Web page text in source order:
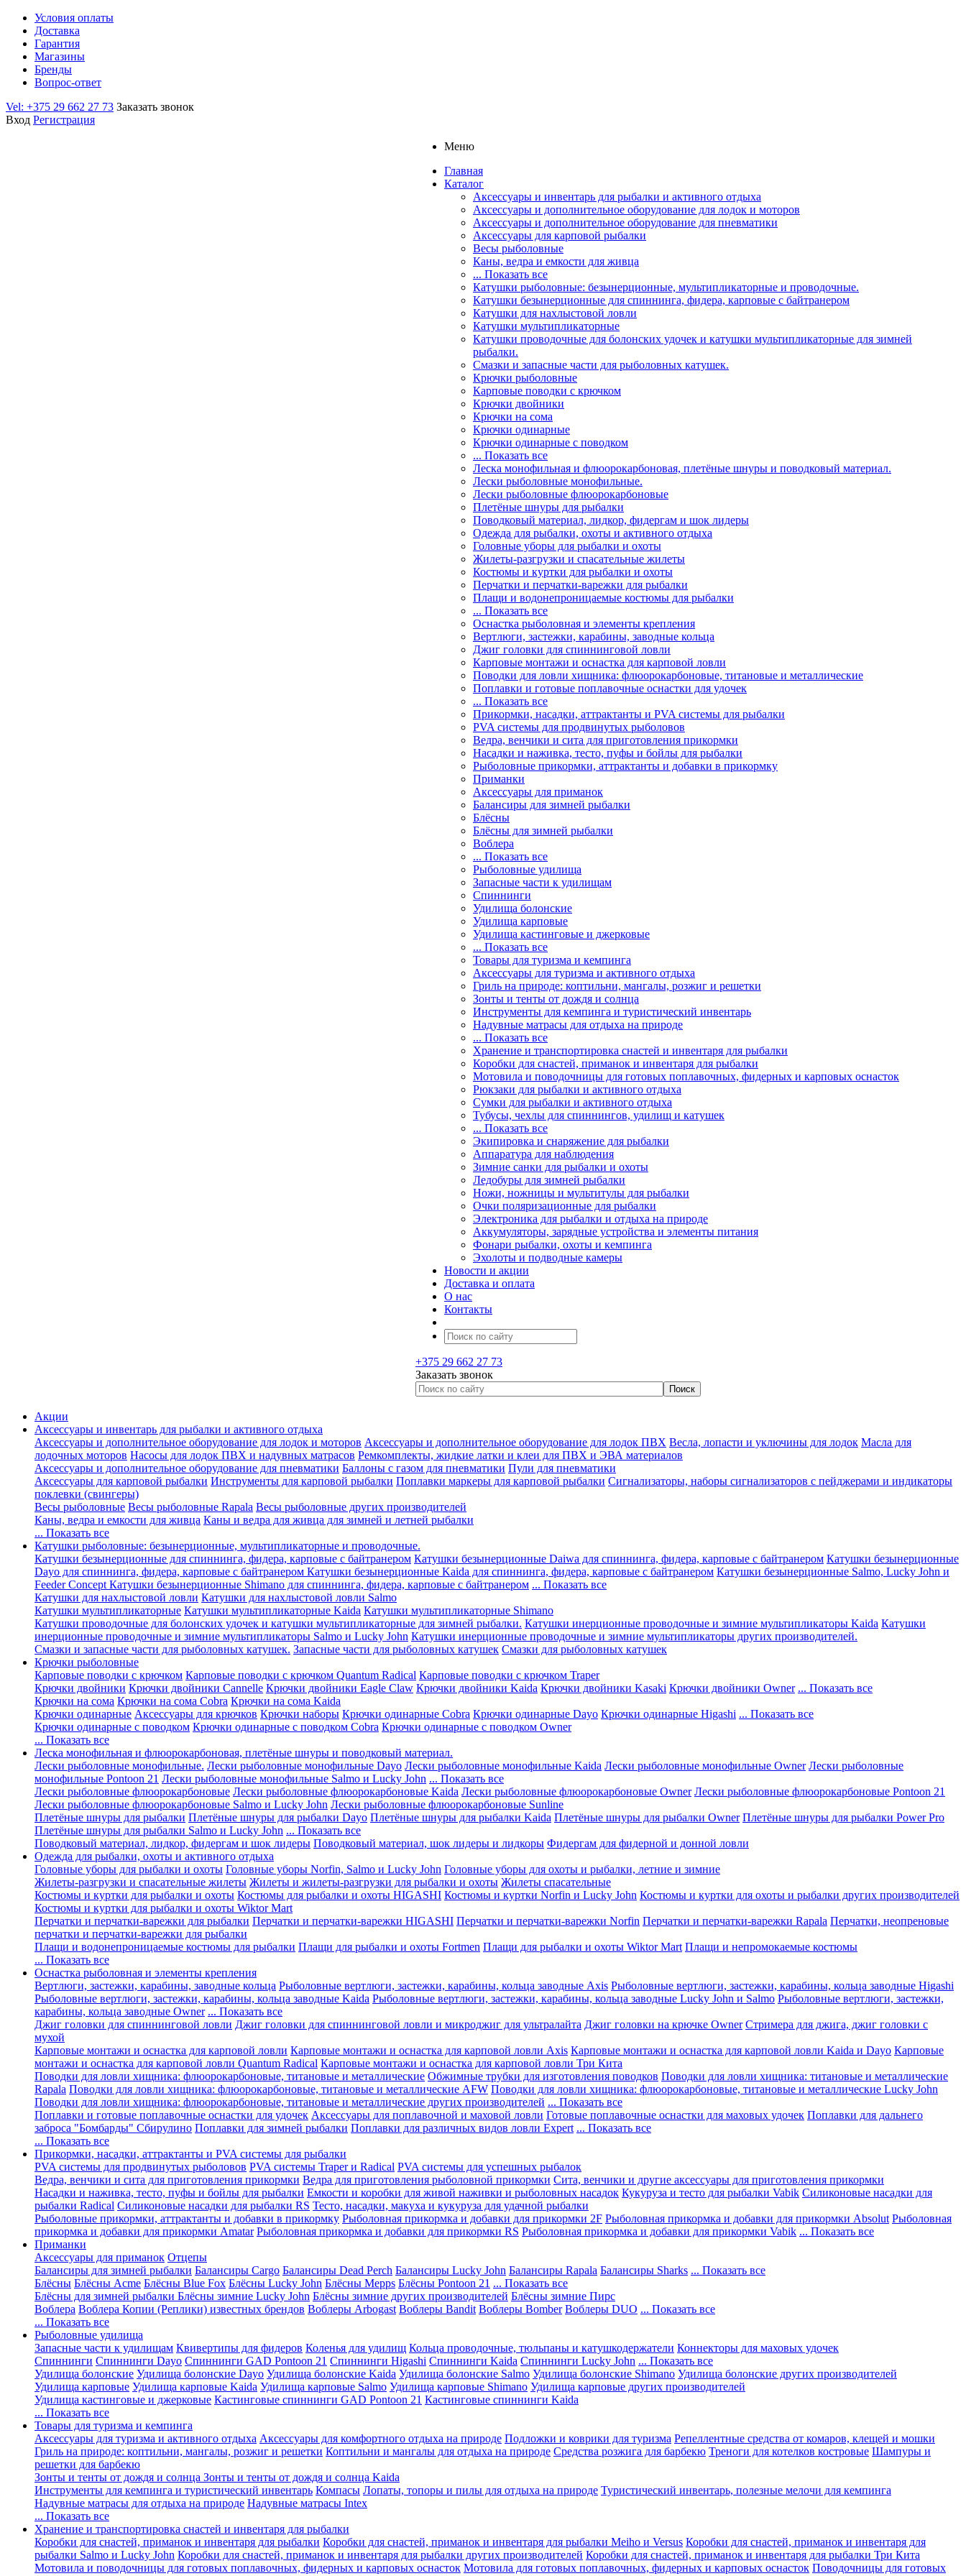
Условия оплаты
Доставка
Гарантия
Магазины
Бренды
Вопрос-ответ
Vel: +375 29 662 27 73 Заказать звонок
Вход Регистрация
Меню
Главная
Каталог
Аксессуары и инвентарь для рыбалки и активного отдыха
Аксессуары и дополнительное оборудование для лодок и моторов
Аксессуары и дополнительное оборудование для пневматики
Аксессуары для карповой рыбалки
Весы рыболовные
Каны, ведра и емкости для живца
... Показать все
Катушки рыболовные: безынерционные, мультипликаторные и проводочные.
Катушки безынерционные для спиннинга, фидера, карповые с байтранером
Катушки для нахлыстовой ловли
Катушки мультипликаторные
Катушки проводочные для болонских удочек и катушки мультипликаторные для зимней
рыбалки.
Смазки и запасные части для рыболовных катушек.
Крючки рыболовные
Карповые поводки с крючком
Крючки двойники
Крючки на сома
Крючки одинарные
Крючки одинарные с поводком
... Показать все
Леска монофильная и флюорокарбоновая, плетёные шнуры и поводковый материал.
Лески рыболовные монофильные.
Лески рыболовные флюорокарбоновые
Плетёные шнуры для рыбалки
Поводковый материал, лидкор, фидергам и шок лидеры
Одежда для рыбалки, охоты и активного отдыха
Головные уборы для рыбалки и охоты
Жилеты-разгрузки и спасательные жилеты
Костюмы и куртки для рыбалки и охоты
Перчатки и перчатки-варежки для рыбалки
Плащи и водонепроницаемые костюмы для рыбалки
... Показать все
Оснастка рыболовная и элементы крепления
Вертлюги, застежки, карабины, заводные кольца
Джиг головки для спиннинговой ловли
Карповые монтажи и оснастка для карповой ловли
Поводки для ловли хищника: флюорокарбоновые, титановые и металлические
Поплавки и готовые поплавочные оснастки для удочек
... Показать все
Прикормки, насадки, аттрактанты и PVA системы для рыбалки
PVA системы для продвинутых рыболовов
Ведра, венчики и сита для приготовления прикормки
Насадки и наживка, тесто, пуфы и бойлы для рыбалки
Рыболовные прикормки, аттрактанты и добавки в прикормку
Приманки
Аксессуары для приманок
Балансиры для зимней рыбалки
Блёсны
Блёсны для зимней рыбалки
Воблера
... Показать все
Рыболовные удилища
Запасные части к удилищам
Спиннинги
Удилища болонские
Удилища карповые
Удилища кастинговые и джерковые
... Показать все
Товары для туризма и кемпинга
Аксессуары для туризма и активного отдыха
Гриль на природе: коптильни, мангалы, розжиг и решетки
Зонты и тенты от дождя и солнца
Инструменты для кемпинга и туристический инвентарь
Надувные матрасы для отдыха на природе
... Показать все
Хранение и транспортировка снастей и инвентаря для рыбалки
Коробки для снастей, приманок и инвентаря для рыбалки
Мотовила и поводочницы для готовых поплавочных, фидерных и карповых оснасток
Рюкзаки для рыбалки и активного отдыха
Сумки для рыбалки и активного отдыха
Тубусы, чехлы для спиннингов, удилищ и катушек
... Показать все
Экипировка и снаряжение для рыбалки
Аппаратура для наблюдения
Зимние санки для рыбалки и охоты
Ледобуры для зимней рыбалки
Ножи, ножницы и мультитулы для рыбалки
Очки поляризационные для рыбалки
Электроника для рыбалки и отдыха на природе
Аккумуляторы, зарядные устройства и элементы питания
Фонари рыбалки, охоты и кемпинга
Эхолоты и подводные камеры
Новости и акции
Доставка и оплата
О нас
Контакты
+375 29 662 27 73
Заказать звонок
Акции
Аксессуары и инвентарь для рыбалки и активного отдыха
Аксессуары и дополнительное оборудование для лодок и моторов Аксессуары и дополнительное оборудование для лодок ПВХ Весла, лопасти и уключины для лодок Масла для
лодочных моторов Насосы для лодок ПВХ и надувных матрасов Ремкомплекты, жидкие латки и клеи для ПВХ и ЭВА материалов
Аксессуары и дополнительное оборудование для пневматики Баллоны с газом для пневматики Пули для пневматики
Аксессуары для карповой рыбалки Инструменты для карповой рыбалки Поплавки маркеры для карповой рыбалки Сигнализаторы, наборы сигнализаторов с пейджерами и индикаторы
поклевки (свингеры)
Весы рыболовные Весы рыболовные Rapala Весы рыболовные других производителей
Каны, ведра и емкости для живца Каны и ведра для живца для зимней и летней рыбалки
... Показать все
Катушки рыболовные: безынерционные, мультипликаторные и проводочные.
Катушки безынерционные для спиннинга, фидера, карповые с байтранером Катушки безынерционные Daiwa для спиннинга, фидера, карповые с байтранером Катушки безынерционные
Dayo для спиннинга, фидера, карповые с байтранером Катушки безынерционные Kaida для спиннинга, фидера, карповые с байтранером Катушки безынерционные Salmo, Lucky John и
Feeder Concept Катушки безынерционные Shimano для спиннинга, фидера, карповые с байтранером ... Показать все
Катушки для нахлыстовой ловли Катушки для нахлыстовой ловли Salmo
Катушки мультипликаторные Катушки мультипликаторные Kaida Катушки мультипликаторные Shimano
Катушки проводочные для болонских удочек и катушки мультипликаторные для зимней рыбалки. Катушки инерционные проводочные и зимние мультипликаторы Kaida Катушки
инерционные проводочные и зимние мультипликаторы Salmo и Lucky John Катушки инерционные проводочные и зимние мультипликаторы других производителей.
Смазки и запасные части для рыболовных катушек. Запасные части для рыболовных катушек Смазки для рыболовных катушек
Крючки рыболовные
Карповые поводки с крючком Карповые поводки с крючком Quantum Radical Карповые поводки с крючком Traper
Крючки двойники Крючки двойники Cannelle Крючки двойники Eagle Claw Крючки двойники Kaida Крючки двойники Kasaki Крючки двойники Owner ... Показать все
Крючки на сома Крючки на сома Cobra Крючки на сома Kaida
Крючки одинарные Аксессуары для крючков Крючки наборы Крючки одинарные Cobra Крючки одинарные Dayo Крючки одинарные Higashi ... Показать все
Крючки одинарные с поводком Крючки одинарные с поводком Cobra Крючки одинарные с поводком Owner
... Показать все
Леска монофильная и флюорокарбоновая, плетёные шнуры и поводковый материал.
Лески рыболовные монофильные. Лески рыболовные монофильные Dayo Лески рыболовные монофильные Kaida Лески рыболовные монофильные Owner Лески рыболовные
монофильные Pontoon 21 Лески рыболовные монофильные Salmo и Lucky John ... Показать все
Лески рыболовные флюорокарбоновые Лески рыболовные флюорокарбоновые Kaida Лески рыболовные флюорокарбоновые Owner Лески рыболовные флюорокарбоновые Pontoon 21
Лески рыболовные флюорокарбоновые Salmo и Lucky John Лески рыболовные флюорокарбоновые Sunline
Плетёные шнуры для рыбалки Плетёные шнуры для рыбалки Dayo Плетёные шнуры для рыбалки Kaida Плетёные шнуры для рыбалки Owner Плетёные шнуры для рыбалки Power Pro
Плетёные шнуры для рыбалки Salmo и Lucky John ... Показать все
Поводковый материал, лидкор, фидергам и шок лидеры Поводковый материал, шок лидеры и лидкоры Фидергам для фидерной и донной ловли
Одежда для рыбалки, охоты и активного отдыха
Головные уборы для рыбалки и охоты Головные уборы Norfin, Salmo и Lucky John Головные уборы для охоты и рыбалки, летние и зимние
Жилеты-разгрузки и спасательные жилеты Жилеты и жилеты-разгрузки для рыбалки и охоты Жилеты спасательные
Костюмы и куртки для рыбалки и охоты Костюмы для рыбалки и охоты HIGASHI Костюмы и куртки Norfin и Lucky John Костюмы и куртки для охоты и рыбалки других производителей
Костюмы и куртки для рыбалки и охоты Wiktor Mart
Перчатки и перчатки-варежки для рыбалки Перчатки и перчатки-варежки HIGASHI Перчатки и перчатки-варежки Norfin Перчатки и перчатки-варежки Rapala Перчатки, неопреновые
перчатки и перчатки-варежки для рыбалки
Плащи и водонепроницаемые костюмы для рыбалки Плащи для рыбалки и охоты Fortmen Плащи для рыбалки и охоты Wiktor Mart Плащи и непромокаемые костюмы
... Показать все
Оснастка рыболовная и элементы крепления
Вертлюги, застежки, карабины, заводные кольца Рыболовные вертлюги, застежки, карабины, кольца заводные Axis Рыболовные вертлюги, застежки, карабины, кольца заводные Higashi
Рыболовные вертлюги, застежки, карабины, кольца заводные Kaida Рыболовные вертлюги, застежки, карабины, кольца заводные Lucky John и Salmo Рыболовные вертлюги, застежки,
карабины, кольца заводные Owner ... Показать все
Джиг головки для спиннинговой ловли Джиг головки для спиннинговой ловли и микроджиг для ультралайта Джиг головки на крючке Owner Стримера для джига, джиг головки с
мухой
Карповые монтажи и оснастка для карповой ловли Карповые монтажи и оснастка для карповой ловли Axis Карповые монтажи и оснастка для карповой ловли Kaida и Dayo Карповые
монтажи и оснастка для карповой ловли Quantum Radical Карповые монтажи и оснастка для карповой ловли Три Кита
Поводки для ловли хищника: флюорокарбоновые, титановые и металлические Обжимные трубки для изготовления поводков Поводки для ловли хищника: титановые и металлические
Rapala Поводки для ловли хищника: флюорокарбоновые, титановые и металлические AFW Поводки для ловли хищника: флюорокарбоновые, титановые и металлические Lucky John
Поводки для ловли хищника: флюорокарбоновые, титановые и металлические других производителей ... Показать все
Поплавки и готовые поплавочные оснастки для удочек Аксессуары для поплавочной и маховой ловли Готовые поплавочные оснастки для маховых удочек Поплавки для дальнего
заброса "Бомбарды" Сбирулино Поплавки для зимней рыбалки Поплавки для различных видов ловли Expert ... Показать все
... Показать все
Прикормки, насадки, аттрактанты и PVA системы для рыбалки
PVA системы для продвинутых рыболовов PVA системы Traper и Radical PVA системы для успешных рыбалок
Ведра, венчики и сита для приготовления прикормки Ведра для приготовления рыболовной прикормки Сита, венчики и другие аксессуары для приготовления прикормки
Насадки и наживка, тесто, пуфы и бойлы для рыбалки Емкости и коробки для живой наживки и рыболовных насадок Кукуруза и тесто для рыбалки Vabik Силиконовые насадки для
рыбалки Radical Силиконовые насадки для рыбалки RS Тесто, насадки, макуха и кукуруза для удачной рыбалки
Рыболовные прикормки, аттрактанты и добавки в прикормку Рыболовная прикормка и добавки для прикормки 2F Рыболовная прикормка и добавки для прикормки Absolut Рыболовная
прикормка и добавки для прикормки Amatar Рыболовная прикормка и добавки для прикормки RS Рыболовная прикормка и добавки для прикормки Vabik ... Показать все
Приманки
Аксессуары для приманок Отцепы
Балансиры для зимней рыбалки Балансиры Cargo Балансиры Dead Perch Балансиры Lucky John Балансиры Rapala Балансиры Sharks ... Показать все
Блёсны Блёсны Acme Блёсны Blue Fox Блёсны Lucky John Блёсны Mepps Блёсны Pontoon 21 ... Показать все
Блёсны для зимней рыбалки Блёсны зимние Lucky John Блёсны зимние других производителей Блёсны зимние Пирс
Воблера Воблера Копии (Реплики) известных брендов Воблеры Arbogast Воблеры Bandit Воблеры Bomber Воблеры DUO ... Показать все
... Показать все
Рыболовные удилища
Запасные части к удилищам Квивертипы для фидеров Коленья для удилищ Кольца проводочные, тюльпаны и катушкодержатели Коннекторы для маховых удочек
Спиннинги Спиннинги Dayo Спиннинги GAD Pontoon 21 Спиннинги Higashi Спиннинги Kaida Спиннинги Lucky John ... Показать все
Удилища болонские Удилища болонские Dayo Удилища болонские Kaida Удилища болонские Salmo Удилища болонские Shimano Удилища болонские других производителей
Удилища карповые Удилища карповые Kaida Удилища карповые Salmo Удилища карповые Shimano Удилища карповые других производителей
Удилища кастинговые и джерковые Кастинговые спиннинги GAD Pontoon 21 Кастинговые спиннинги Kaida
... Показать все
Товары для туризма и кемпинга
Аксессуары для туризма и активного отдыха Аксессуары для комфортного отдыха на природе Подложки и коврики для туризма Репеллентные средства от комаров, клещей и мошки
Гриль на природе: коптильни, мангалы, розжиг и решетки Коптильни и мангалы для отдыха на природе Средства розжига для барбекю Треноги для котелков костровые Шампуры и
решетки для барбекю
Зонты и тенты от дождя и солнца Зонты и тенты от дождя и солнца Kaida
Инструменты для кемпинга и туристический инвентарь Компасы Лопаты, топоры и пилы для отдыха на природе Туристический инвентарь, полезные мелочи для кемпинга
Надувные матрасы для отдыха на природе Надувные матрасы Intex
... Показать все
Хранение и транспортировка снастей и инвентаря для рыбалки
Коробки для снастей, приманок и инвентаря для рыбалки Коробки для снастей, приманок и инвентаря для рыбалки Meiho и Versus Коробки для снастей, приманок и инвентаря для
рыбалки Salmo и Lucky John Коробки для снастей, приманок и инвентаря для рыбалки других производителей Коробки для снастей, приманок и инвентаря для рыбалки Три Кита
Мотовила и поводочницы для готовых поплавочных, фидерных и карповых оснасток Мотовила для готовых поплавочных, фидерных и карповых оснасток Поводочницы для готовых